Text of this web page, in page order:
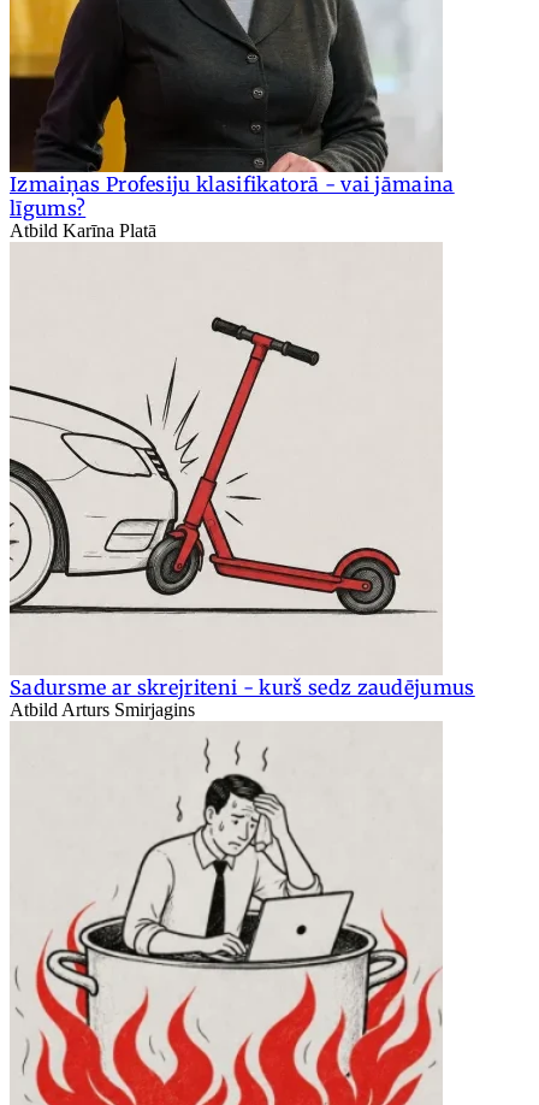
Izmaiņas Profesiju klasifikatorā - vai jāmaina
līgums?
Atbild Karīna Platā
Sadursme ar skrejriteni - kurš sedz zaudējumus
Atbild Arturs Smirjagins